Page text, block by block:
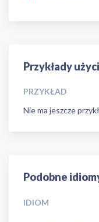
Przykłady
PRZYKŁAD
Nie ma jeszcze
Podobne
IDIOM